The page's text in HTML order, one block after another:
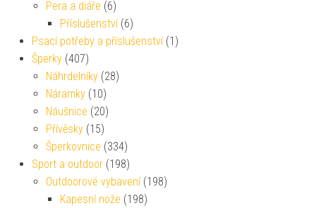
Pera a diáře (6)
Příslušenství (6)
Psací potřeby a příslušenství (1)
Šperky (407)
Náhrdelníky (28)
Náramky (10)
Náušnice (20)
Přívěsky (15)
Šperkovnice (334)
Sport a outdoor (198)
Outdoorové vybavení (198)
Kapesní nože (198)